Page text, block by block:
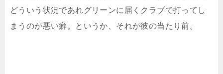
どういう状況であれグリーンに届くクラブで打ってし
まうのが悪い癖。というか、それが彼の当たり前。